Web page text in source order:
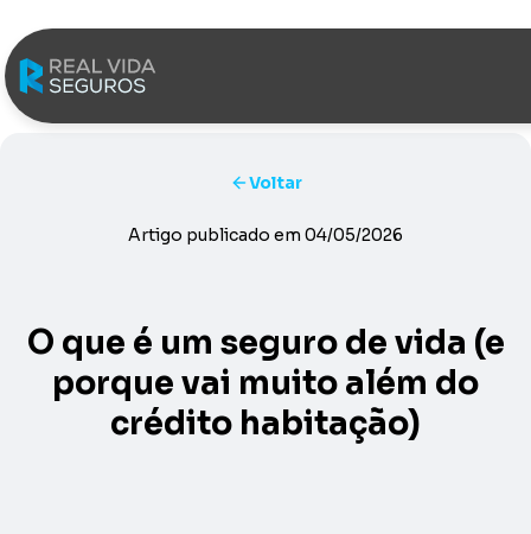
Saltar para o conteúdo
Voltar
Artigo publicado em 04/05/2026
O que é um seguro de vida (e
porque vai muito além do
crédito habitação)